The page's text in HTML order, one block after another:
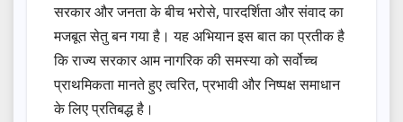
सरकार और जनता के बीच भरोसे, पारदर्शिता और संवाद का
मजबूत सेतु बन गया है। यह अभियान इस बात का प्रतीक है
कि राज्य सरकार आम नागरिक की समस्या को सर्वोच्च
प्राथमिकता मानते हुए त्वरित, प्रभावी और निष्पक्ष समाधान
के लिए प्रतिबद्ध है।